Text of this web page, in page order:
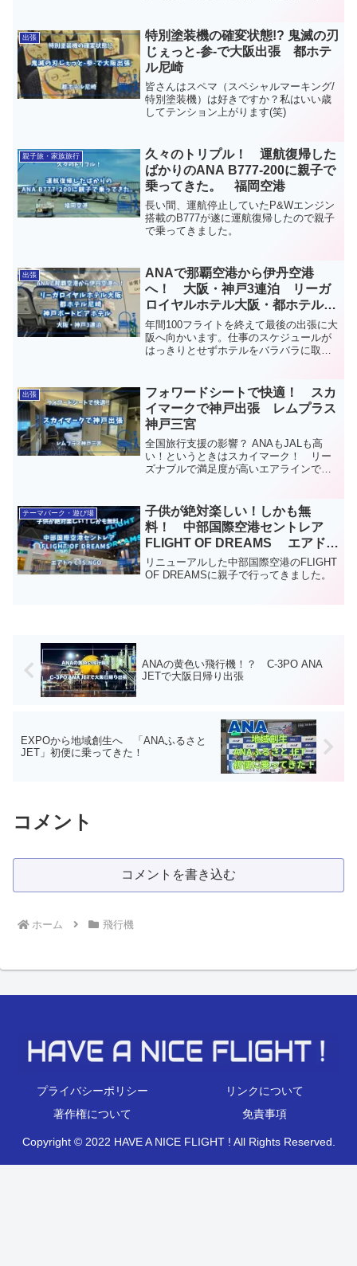
出張
特別塗装機の確変状態!? 鬼滅の刃
じぇっと-参-で大阪出張 都ホテ
ル尼崎
皆さんはスペマ（スペシャルマーキング/
特別塗装機）は好きですか？私はいい歳
してテンション上がります(笑)
親子旅・家族旅行
久々のトリプル！ 運航復帰した
ばかりのANA B777-200に親子で
乗ってきた。 福岡空港
長い間、運航停止していたP&Wエンジン
搭載のB777が遂に運航復帰したので親子
で乗ってきました。
出張
ANAで那覇空港から伊丹空港
へ！ 大阪・神戸3連泊 リーガ
ロイヤルホテル大阪・都ホテル尼
崎・神戸ポートピアホテル
年間100フライトを終えて最後の出張に大
阪へ向かいます。仕事のスケジュールが
はっきりとせずホテルをバラバラに取る
出張
フォワードシートで快適！ スカ
イマークで神戸出張 レムプラス
神戸三宮
全国旅行支援の影響？ ANAもJALも高
い！というときはスカイマーク！ リー
ズナブルで満足度が高いエアラインで
テーマパーク・遊び場
子供が絶対楽しい！しかも無
料！ 中部国際空港セントレア
FLIGHT OF DREAMS エアドゥ
CTS-NGO
リニューアルした中部国際空港のFLIGHT
OF DREAMSに親子で行ってきました。
ANAの黄色い飛行機！？ C-3PO ANA
JETで大阪日帰り出張
EXPOから地域創生へ 「ANAふるさと
JET」初便に乗ってきた！
コメント
コメントを書き込む
ホーム 飛行機
プライバシーポリシー
リンクについて
著作権について
免責事項
Copyright © 2022 HAVE A NICE FLIGHT ! All Rights Reserved.